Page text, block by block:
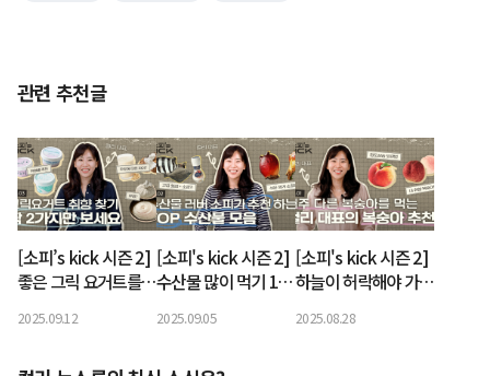
관련 추천글
[소피’s kick 시즌 2]
좋은 그릭 요거트를
지? Coming Soon!
2025.09.12
[소피's kick 시즌 2]
수산물 많이 먹기 1등
른 바다의 맛은?
2025.09.05
[소피's kick 시즌 2]
하늘이 허락해야 가능
리 대표의 픽은 물복?
2025.08.28